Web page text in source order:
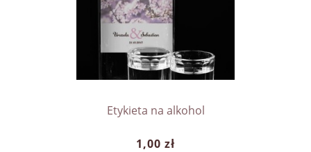
Etykieta na alkohol
1,00 zł